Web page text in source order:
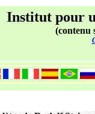
Institut pour
(contenu